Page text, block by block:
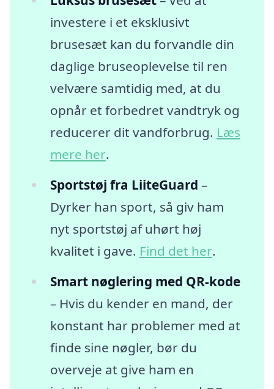
investere i et eksklusivt
brusesæt kan du forvandle din
daglige bruseoplevelse til ren
velvære samtidig med, at du
opnår et forbedret vandtryk og
reducerer dit vandforbrug. Læs
mere her.
Sportstøj fra LiiteGuard –
Dyrker han sport, så giv ham
nyt sportstøj af uhørt høj
kvalitet i gave. Find det her.
Smart nøglering med QR-kode
– Hvis du kender en mand, der
konstant har problemer med at
finde sine nøgler, bør du
overveje at give ham en